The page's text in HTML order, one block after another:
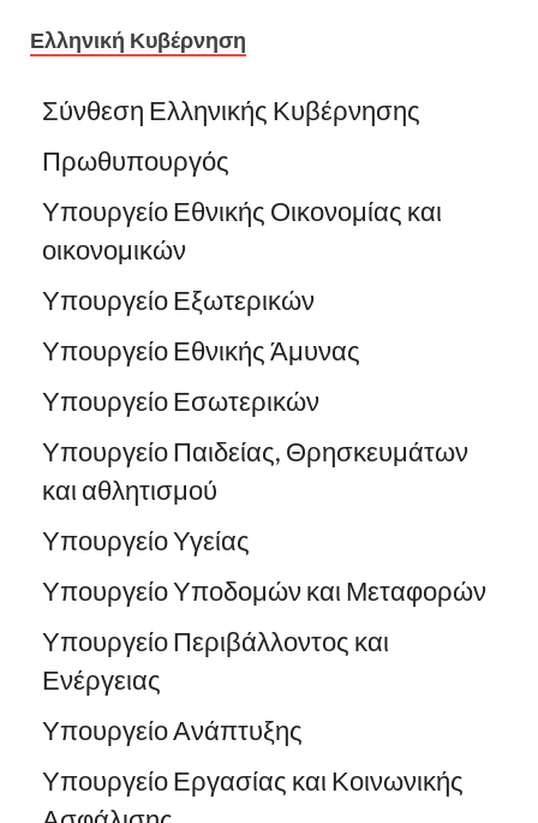
Ελληνική Κυβέρνηση
Σύνθεση Ελληνικής Κυβέρνησης
Πρωθυπουργός
Υπουργείο Εθνικής Οικονομίας και
οικονομικών
Υπουργείο Εξωτερικών
Υπουργείο Εθνικής Άμυνας
Υπουργείο Εσωτερικών
Υπουργείο Παιδείας, Θρησκευμάτων
και αθλητισμού
Υπουργείο Υγείας
Υπουργείο Υποδομών και Μεταφορών
Υπουργείο Περιβάλλοντος και
Ενέργειας
Υπουργείο Ανάπτυξης
Υπουργείο Εργασίας και Κοινωνικής